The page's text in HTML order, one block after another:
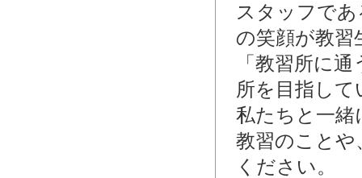
スタッフで
の笑顔が教習
「教習所に
所を目指して
私たちと一緒
教習のことや
ください。